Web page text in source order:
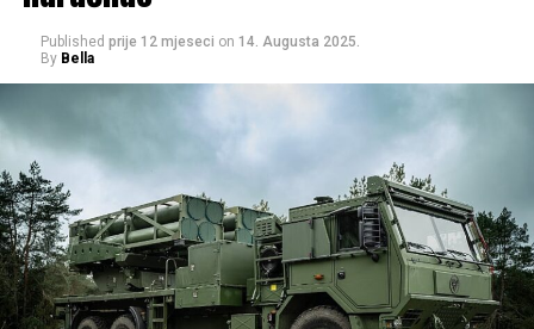
Published prije 12 mjeseci on 14. Augusta 2025.
By Bella